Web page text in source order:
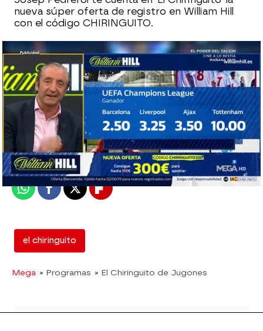
nueva súper oferta de registro en William Hill
con el código CHIRINGUITO.
El Chiringuito
Madrid
Publicado:01 de mayo de 2019, 01:46
WhatsappFacebook
X Flipboard
el chiringuito
Mega » Programas » El Chiringuito de Jugones